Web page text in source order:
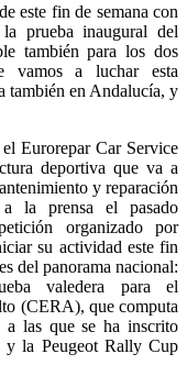
este fin de semana con
prueba inaugural del
también para los dos
vamos a luchar esta
también en Andalucía, y
Eurorepar Car Service
deportiva que va a
y reparación
a la prensa el pasado
organizado por
su actividad este fin
del panorama nacional:
valedera para el
(CERA), que computa
las que se ha inscrito
y la Peugeot Rally Cup